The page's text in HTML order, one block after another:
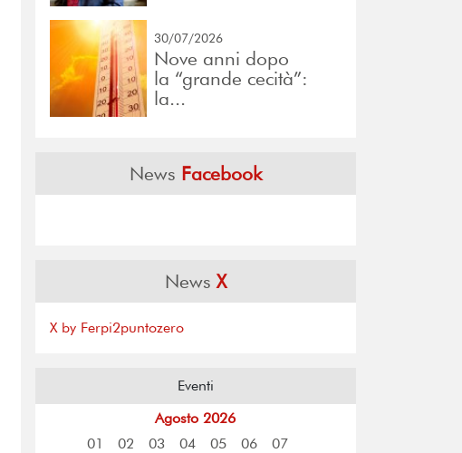
30/07/2026
Nove anni dopo
la “grande cecità”:
la...
News Facebook
NewsX
X by Ferpi2puntozero
Eventi
Agosto 2026
01
02 03 04 05 06
07